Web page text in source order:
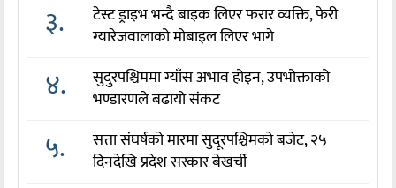
३.
टेस्ट ड्राइभ भन्दै बाइक लिएर फरार व्यक्ति, फेरी
ग्यारेजवालाको मोबाइल लिएर भागे
४.
सुदुरपश्चिममा ग्याँस अभाव होइन, उपभोक्ताको
भण्डारणले बढायो संकट
५.
सत्ता संघर्षको मारमा सुदूरपश्चिमको बजेट, २५
दिनदेखि प्रदेश सरकार बेखर्ची